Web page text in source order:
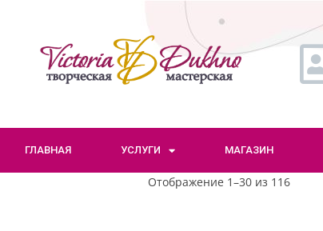
ГЛАВНАЯ УСЛУГИ МАГАЗИН
Отображение 1–30 из 116